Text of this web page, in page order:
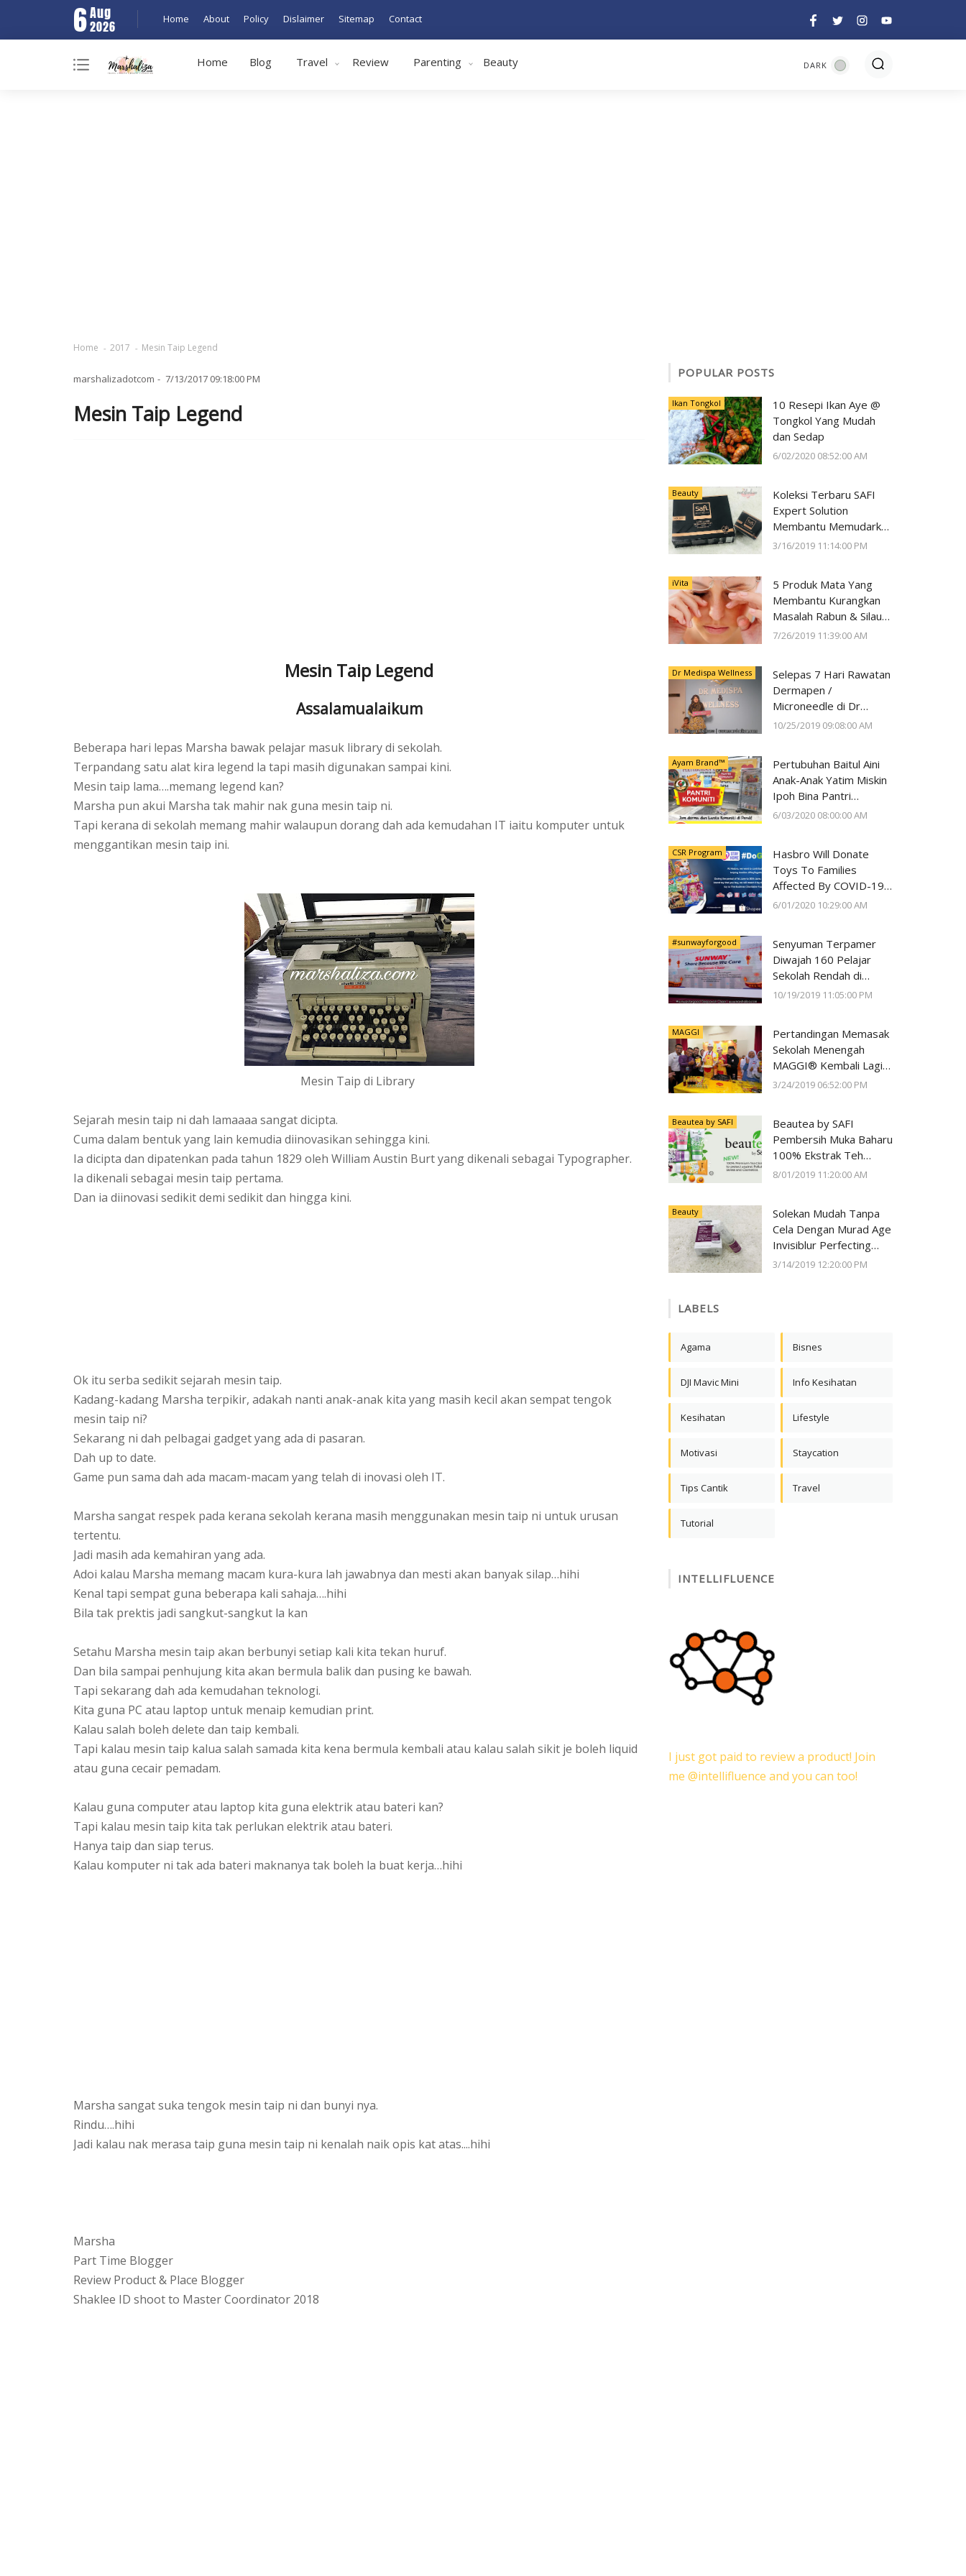
6Aug
2026 Home About Policy Dislaimer Sitemap Contact
Home Blog Travel Review Parenting Beauty
Home 2017 Mesin Taip Legend
marshalizadotcom 7/13/2017 09:18:00 PM
Mesin Taip Legend
Mesin Taip Legend
Assalamualaikum
Beberapa hari lepas Marsha bawak pelajar masuk library di sekolah.
Terpandang satu alat kira legend la tapi masih digunakan sampai kini.
Mesin taip lama….memang legend kan?
Marsha pun akui Marsha tak mahir nak guna mesin taip ni.
Tapi kerana di sekolah memang mahir walaupun dorang dah ada kemudahan IT iaitu komputer untuk
menggantikan mesin taip ini.
Mesin Taip di Library
Sejarah mesin taip ni dah lamaaaa sangat dicipta.
Cuma dalam bentuk yang lain kemudia diinovasikan sehingga kini.
Ia dicipta dan dipatenkan pada tahun 1829 oleh William Austin Burt yang dikenali sebagai Typographer.
Ia dikenali sebagai mesin taip pertama.
Dan ia diinovasi sedikit demi sedikit dan hingga kini.
Ok itu serba sedikit sejarah mesin taip.
Kadang-kadang Marsha terpikir, adakah nanti anak-anak kita yang masih kecil akan sempat tengok
mesin taip ni?
Sekarang ni dah pelbagai gadget yang ada di pasaran.
Dah up to date.
Game pun sama dah ada macam-macam yang telah di inovasi oleh IT.
Marsha sangat respek pada kerana sekolah kerana masih menggunakan mesin taip ni untuk urusan
tertentu.
Jadi masih ada kemahiran yang ada.
Adoi kalau Marsha memang macam kura-kura lah jawabnya dan mesti akan banyak silap…hihi
Kenal tapi sempat guna beberapa kali sahaja….hihi
Bila tak prektis jadi sangkut-sangkut la kan
Setahu Marsha mesin taip akan berbunyi setiap kali kita tekan huruf.
Dan bila sampai penhujung kita akan bermula balik dan pusing ke bawah.
Tapi sekarang dah ada kemudahan teknologi.
Kita guna PC atau laptop untuk menaip kemudian print.
Kalau salah boleh delete dan taip kembali.
Tapi kalau mesin taip kalua salah samada kita kena bermula kembali atau kalau salah sikit je boleh liquid
atau guna cecair pemadam.
Kalau guna computer atau laptop kita guna elektrik atau bateri kan?
Tapi kalau mesin taip kita tak perlukan elektrik atau bateri.
Hanya taip dan siap terus.
Kalau komputer ni tak ada bateri maknanya tak boleh la buat kerja…hihi
Marsha sangat suka tengok mesin taip ni dan bunyi nya.
Rindu….hihi
Jadi kalau nak merasa taip guna mesin taip ni kenalah naik opis kat atas....hihi
Marsha
Part Time Blogger
Review Product & Place Blogger
Shaklee ID shoot to Master Coordinator 2018
POPULAR POSTS
Ikan Tongkol
10 Resepi Ikan Aye @
Tongkol Yang Mudah
dan Sedap
6/02/2020 08:52:00 AM
Beauty
Koleksi Terbaru SAFI
Expert Solution
Membantu Memudarkan
Jeragat dalam 2 Minggu
3/16/2019 11:14:00 PM
iVita
5 Produk Mata Yang
Membantu Kurangkan
Masalah Rabun & Silau
Serta Memelihara
7/26/2019 11:39:00 AM
Dr Medispa Wellness
Selepas 7 Hari Rawatan
Dermapen /
Microneedle di Dr
Medispa Wellness
10/25/2019 09:08:00 AM
Ayam Brand™
Pertubuhan Baitul Aini
Anak-Anak Yatim Miskin
Ipoh Bina Pantri
Makanan
6/03/2020 08:00:00 AM
CSR Program
Hasbro Will Donate
Toys To Families
Affected By COVID-19
With Every Toy
6/01/2020 10:29:00 AM
#sunwayforgood
Senyuman Terpamer
Diwajah 160 Pelajar
Sekolah Rendah di
Negeri Perak Dengan
Deepavali Cheer di Lost
World of Tambun oleh
Sunway Group
10/19/2019 11:05:00 PM
MAGGI
Pertandingan Memasak
Sekolah Menengah
MAGGI® Kembali Lagi
Kali Ke-23
3/24/2019 06:52:00 PM
Beautea by SAFI
Beautea by SAFI
Pembersih Muka Baharu
100% Ekstrak Teh
Premium
8/01/2019 11:20:00 AM
Beauty
Solekan Mudah Tanpa
Cela Dengan Murad Age
Invisiblur Perfecting
Shield Broad Spectrum
3/14/2019 12:20:00 PM
LABELS
Agama Bisnes
DJI Mavic Mini Info Kesihatan
Kesihatan Lifestyle
Motivasi Staycation
Tips Cantik Travel
Tutorial
INTELLIFLUENCE
I just got paid to review a product! Join
me @intellifluence and you can too!